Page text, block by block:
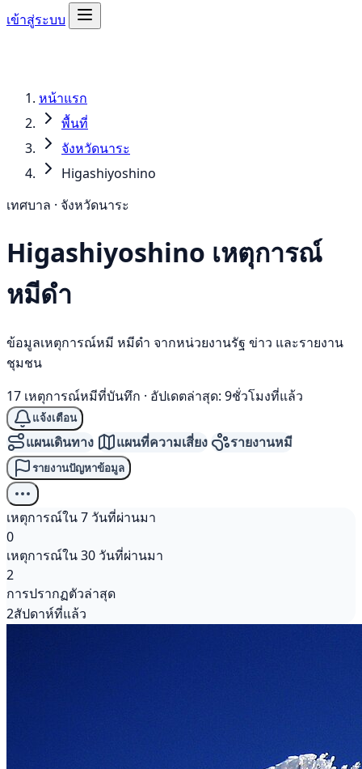
เข้าสู่ระบบ
หน้าแรก
พื้นที่
จังหวัดนาระ
Higashiyoshino
เทศบาล · จังหวัดนาระ
Higashiyoshino เหตุการณ์
หมีดำ
ข้อมูลเหตุการณ์หมี หมีดำ จากหน่วยงานรัฐ ข่าว และรายงาน
ชุมชน
17 เหตุการณ์หมีที่บันทึก · อัปเดตล่าสุด: 9ชั่วโมงที่แล้ว
แจ้งเตือน
แผนเดินทาง แผนที่ความเสี่ยง รายงานหมี
รายงานปัญหาข้อมูล
เหตุการณ์ใน 7 วันที่ผ่านมา
0
เหตุการณ์ใน 30 วันที่ผ่านมา
2
การปรากฏตัวล่าสุด
2สัปดาห์ที่แล้ว